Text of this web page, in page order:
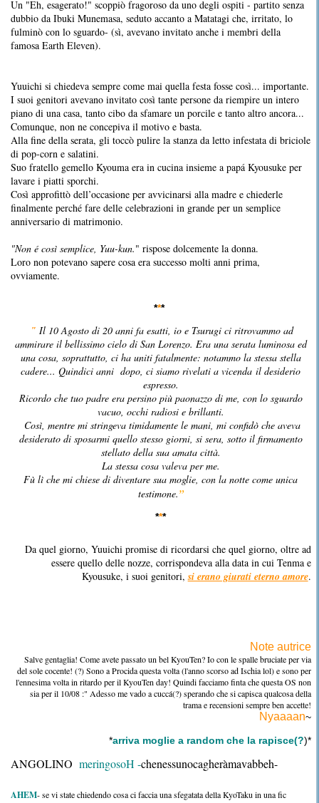
Un "Eh, esagerato!" scoppiò fragoroso da uno degli ospiti - partito senza
dubbio da Ibuki Munemasa, seduto accanto a Matatagi che, irritato, lo
fulminò con lo sguardo- (sì, avevano invitato anche i membri della
famosa Earth Eleven).
Yuuichi si chiedeva sempre come mai quella festa fosse così... importante.
I suoi genitori avevano invitato così tante persone da riempire un intero
piano di una casa, tanto cibo da sfamare un porcile e tanto altro ancora...
Comunque, non ne concepiva il motivo e basta.
Alla fine della serata, gli toccò pulire la stanza da letto infestata di briciole
di pop-corn e salatini.
Suo fratello gemello Kyouma era in cucina insieme a papá Kyousuke per
lavare i piatti sporchi.
Così approfittò dell’occasione per avvicinarsi alla madre e chiederle
finalmente perché fare delle celebrazioni in grande per un semplice
anniversario di matrimonio.
"Non é così semplice, Yuu-kun." rispose dolcemente la donna.
Loro non potevano sapere cosa era successo molti anni prima,
ovviamente.
***
" Il 10 Agosto di 20 anni fa esatti, io e Tsurugi ci ritrovammo ad
ammirare il bellissimo cielo di San Lorenzo. Era una serata luminosa ed
una cosa, soprattutto, ci ha uniti fatalmente: notammo la stessa stella
cadere... Quindici anni dopo, ci siamo rivelati a vicenda il desiderio
espresso.
Ricordo che tuo padre era persino più paonazzo di me, con lo sguardo
vacuo, occhi radiosi e brillanti.
Così, mentre mi stringeva timidamente le mani, mi confidò che aveva
desiderato di sposarmi quello stesso giorni, si sera, sotto il firmamento
stellato della sua amata città.
La stessa cosa valeva per me.
Fù lì che mi chiese di diventare sua moglie, con la notte come unica
testimone.”
***
Da quel giorno, Yuuichi promise di ricordarsi che quel giorno, oltre ad
essere quello delle nozze, corrispondeva alla data in cui Tenma e
Kyousuke, i suoi genitori,si erano giurati eterno amore.
Note autrice
Salve gentaglia! Come avete passato un bel KyouTen? Io con le spalle bruciate per via
del sole cocente! (?) Sono a Procida questa volta (l'anno scorso ad Ischia lol) e sono per
l'ennesima volta in ritardo per il KyouTen day! Quindi facciamo finta che questa OS non
sia per il 10/08 :" Adesso me vado a cuccá(?) sperando che si capisca qualcosa della
trama e recensioni sempre ben accette!
Nyaaaan~
*arriva moglie a random che la rapisce(?)*
ANGOLINO meringosoH -chenessunocagheràmavabbeh-
AHEM- se vi state chiedendo cosa ci faccia una sfegatata della KyoTaku in una fic